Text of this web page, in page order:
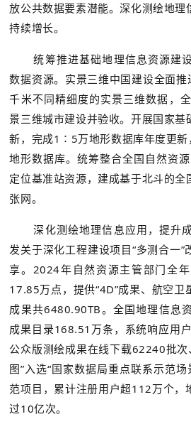
放公共数据要素潜能。深化测绘地理
持续增长。
统筹推进基础地理信息资源建
数据资源。实景三维中国建设全面
千米不同精细度的实景三维数据，
景三维城市建设并验收。开展国家基
新，完成1∶5万地形数据库年度更
地形数据库。统筹整合全国自然资
定位基准站资源，建成基于北斗的
张网。
深化测绘地理信息应用，提升
发关于深化工程建设项目“多测合一
享。2024年自然资源主管部门全
17.85万点，提供“4D”成果、航空卫
成果共6480.90TB。全国地理信息
成果目录168.51万条，系统响应用
公众版测绘成果在线下载62240批
图”入选“国家数据局重点联系示范
范项目，累计注册用户超112万个，
过10亿次。